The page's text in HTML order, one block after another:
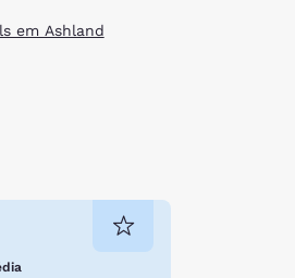
em Ashland